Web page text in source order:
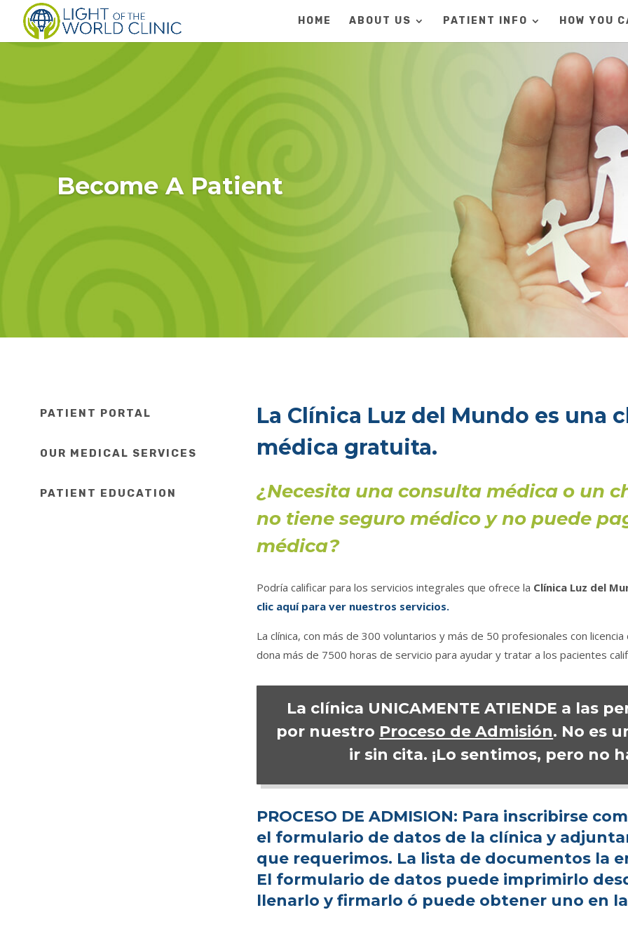
HOME ABOUT US PATIENT INFO HOW YOU
Become A Patient
PATIENT PORTAL
OUR MEDICAL SERVICES
PATIENT EDUCATION
La Clínica Luz del Mundo es una
médica gratuita.
¿Necesita una consulta médica o un
no tiene seguro médico y no puede
médica?
Podría calificar para los servicios integrales que ofrece la Clínica Luz del
clic aquí para ver nuestros servicios.
La clínica, con más de 300 voluntarios y más de 50 profesionales con
dona más de 7500 horas de servicio para ayudar y tratar a los pacientes
La clínica UNICAMENTE ATIENDE a las
por nuestro Proceso de Admisión. No es
ir sin cita. ¡Lo sentimos, pero no
PROCESO DE ADMISION: Para inscribirse
el formulario de datos de la clínica y
que requerimos. La lista de documentos la
El formulario de datospuede imprimirlo
llenarlo y firmarlo ó puede obtener uno en